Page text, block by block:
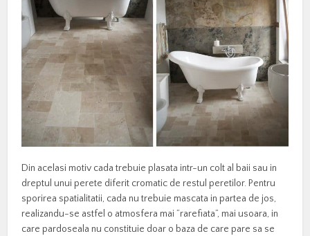
Din acelasi motiv cada trebuie plasata intr-un colt al baii sau in
dreptul unui perete diferit cromatic de restul peretilor. Pentru
sporirea spatialitatii, cada nu trebuie mascata in partea de jos,
realizandu-se astfel o atmosfera mai ”rarefiata”, mai usoara, in
care pardoseala nu constituie doar o baza de care pare sa se